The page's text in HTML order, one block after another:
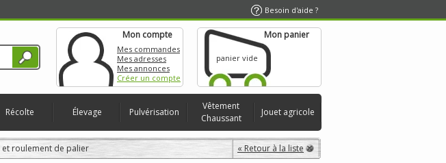
Besoin d'aide ?
Mon compte
Mes commandes
Mes adresses
Mes annonces
Créer un compte
Mon panier
panier vide
Récolte Élevage Pulvérisation
Vêtement
Chaussant
Jouet agricole
« Retour à la liste
et roulement de palier